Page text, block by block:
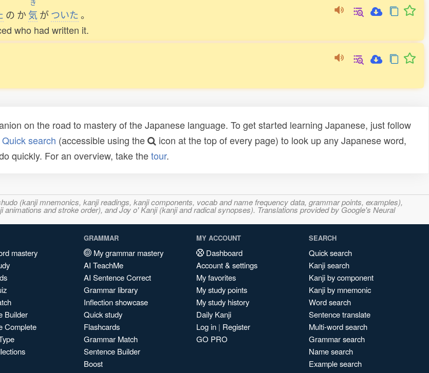
の か
き
気がついた。
who had written it.
on the road to mastery of the Japanese language. To get started learning Japanese, just follow
Quick search (accessible using the
icon at the top of every page) to look up any Japanese word,
quickly. For an overview, take thetour.
(kanji mnemonics, kanji readings, kanji components, vocab and name frequency data, grammar points, examples),
and stroke order), and Joy o' Kanji (kanji and radical synopses). Translations provided by Google's Neural
mastery
Builder
Complete
GRAMMAR
My grammar mastery
AI TeachMe
AI Sentence Correct
Grammar library
Inflection showcase
Quick study
Flashcards
Grammar Match
Sentence Builder
Boost
MY ACCOUNT
Dashboard
Account & settings
My favorites
My study points
My study history
Daily Kanji
Log in | Register
GO PRO
SEARCH
Quick search
Kanji search
Kanji by component
Kanji by mnemonic
Word search
Sentence translate
Multi-word search
Grammar search
Name search
Example search